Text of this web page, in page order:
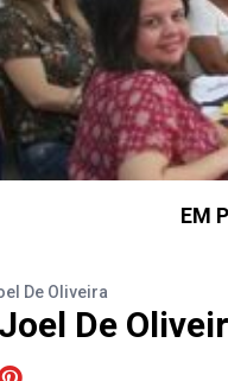
EM
De Oliveira
De